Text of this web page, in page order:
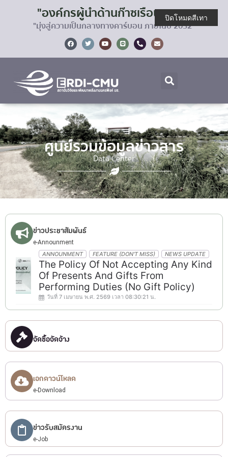
"องค์กรผู้นำด้านก๊าซเรือนกระจก
"มุ่งสู่ความเป็นกลางทางคาร์บอน ภายในปี 2032"
ศูนย์รวมข้อมูลข่าวสาร
Data Center
ข่าวประชาสัมพันธ์
e-Announment
ANNOUNMENT
FEATURE (DON'T MISS) NEWS UPDATE
The Policy Of Not Accepting Any Kind
Of Presents And Gifts From
Performing Duties (No Gift Policy)
วันที่ 7 เมษายน พ.ศ. 2569 เวลา 08:30:21 น.
จัดซื้อจัดจ้าง
เอกดาวน์โหลด
e-Download
ข่าวรับสมัครงาน
e-Job
ปิดโหมดสีเทา